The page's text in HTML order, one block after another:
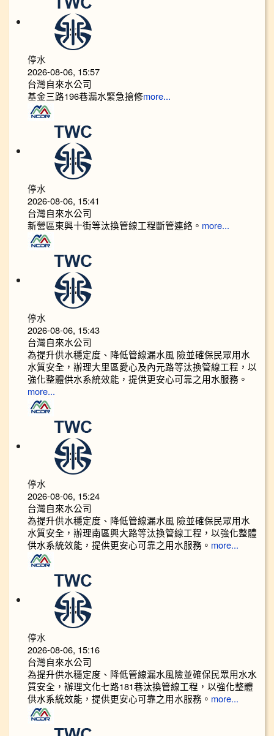
停水
2026-08-06, 15:57
台灣自來水公司
基金三路196巷漏水緊急搶修more...
停水
2026-08-06, 15:41
台灣自來水公司
新營區東興十街等汰換管線工程斷管連絡。 more...
停水
2026-08-06, 15:43
台灣自來水公司
為提升供水穩定度、降低管線漏水風 險並確保民眾用水
水質安全，辦理大里區愛心及內元路等汰換管線工程，以
強化整體供水系統效能，提供更安心可靠之用水服務。
more...
停水
2026-08-06, 15:24
台灣自來水公司
為提升供水穩定度、降低管線漏水風 險並確保民眾用水
水質安全，辦理南區興大路等汰換管線工程，以強化整體
供水系統效能，提供更安心可靠之用水服務。 more...
停水
2026-08-06, 15:16
台灣自來水公司
為提升供水穩定度、降低管線漏水風險並確保民眾用水水
質安全，辦理文化七路181巷汰換管線工程，以強化整體
供水系統效能，提供更安心可靠之用水服務。 more...